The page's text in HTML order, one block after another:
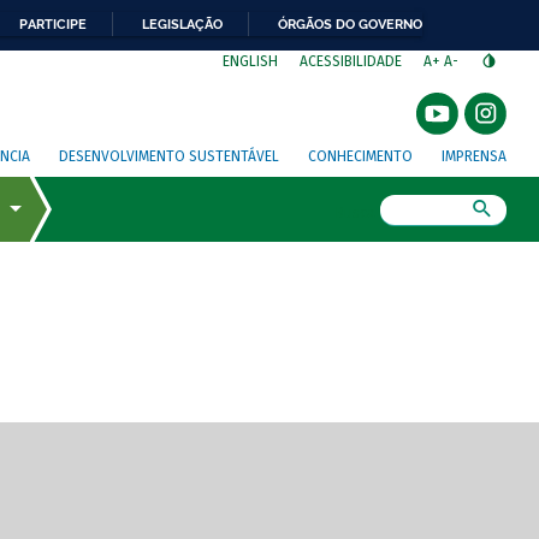
PARTICIPE LEGISLAÇÃO ÓRGÃOS DO GOVERNO
ENGLISH ACESSIBILIDADE A+ A-
DESENVOLVIMENTO SUSTENTÁVEL CONHECIMENTO IMPRENSA
de tela